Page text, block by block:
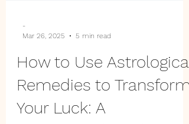
Mar 26, 2025
5 min read
How to Use Astrological